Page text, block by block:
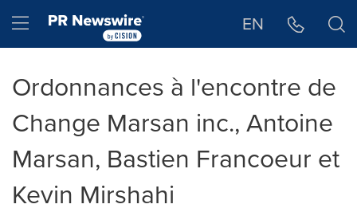
Hamburger menu EN
Ordonnances à l'encontre de
Change Marsan inc., Antoine
Marsan, Bastien Francoeur et
Kevin Mirshahi